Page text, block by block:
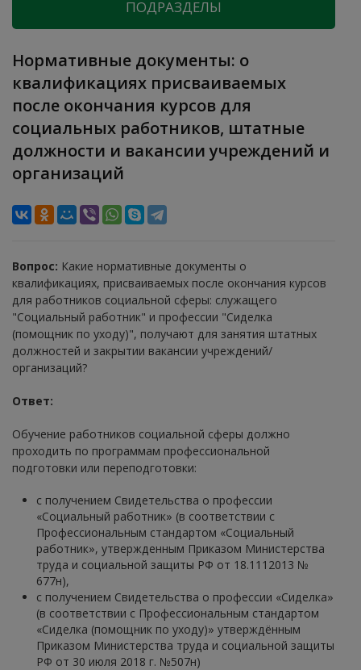
ПОДРАЗДЕЛЫ
Нормативные документы: о
квалификациях присваиваемых
после окончания курсов для
социальных работников, штатные
должности и вакансии учреждений и
организаций
Вопрос: Какие нормативные документы о
квалификациях, присваиваемых после окончания курсов
для работников социальной сферы: служащего
"Социальный работник" и профессии "Сиделка
(помощник по уходу)", получают для занятия штатных
должностей и закрытии вакансии учреждений/
организаций?
Ответ:
Обучение работников социальной сферы должно
проходить по программам профессиональной
подготовки или переподготовки:
с получением Свидетельства о профессии
«Социальный работник» (в соответствии с
Профессиональным стандартом «Социальный
работник», утвержденным Приказом Министерства
труда и социальной защиты РФ от 18.1112013 №
677н),
с получением Свидетельства о профессии «Сиделка»
(в соответствии с Профессиональным стандартом
«Сиделка (помощник по уходу)» утверждённым
Приказом Министерства труда и социальной защиты
РФ от 30 июля 2018 г. №507н)